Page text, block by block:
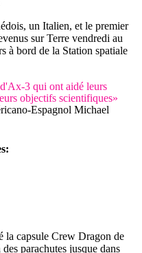
un Italien, et le premier
sur Terre vendredi au
à bord de la Station spatiale
3 qui ont aidé leurs
objectifs scientifiques»
Espagnol Michael
la capsule Crew Dragon de
parachutes jusque dans